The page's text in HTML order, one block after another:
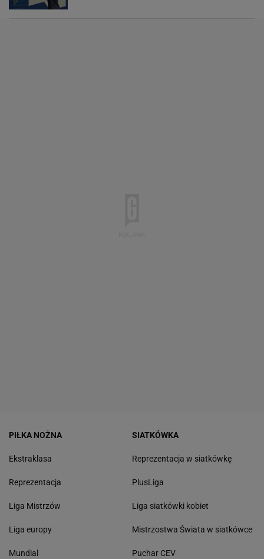
PIŁKA NOŻNA
Ekstraklasa
Reprezentacja
Liga Mistrzów
Liga europy
Mundial
SIATKÓWKA
Reprezentacja w siatkówkę
PlusLiga
Liga siatkówki kobiet
Mistrzostwa Świata w siatkówce
Puchar CEV